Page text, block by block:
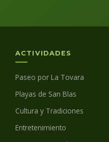
ACTIVIDADES
Paseo por La Tovara
Playas de San Blas
Cultura y Tradiciones
Entretenimiento